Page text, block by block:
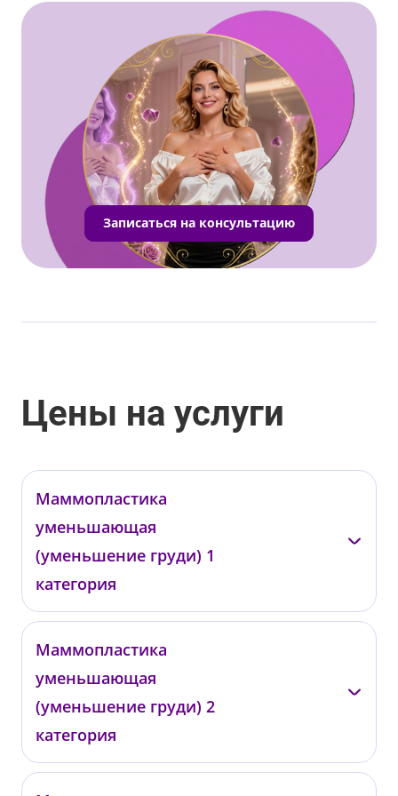
Записаться на консультацию
Цены на услуги
Маммопластика
уменьшающая
(уменьшение груди) 1
категория
Бадак О.Е.
02.01.02.01
от 560 000 ₽ от 660 000 ₽
Маммопластика
уменьшающая
(уменьшение груди) 2
категория